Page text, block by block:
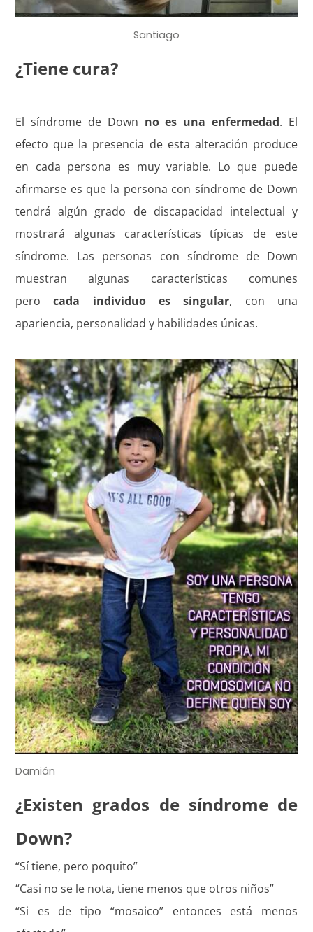
Santiago
¿Tiene cura?
El síndrome de Down no es una enfermedad. El
efecto que la presencia de esta alteración produce
en cada persona es muy variable. Lo que puede
afirmarse es que la persona con síndrome de Down
tendrá algún grado de discapacidad intelectual y
mostrará algunas características típicas de este
síndrome. Las personas con síndrome de Down
muestran algunas características comunes
perocada individuo es singular, con una
apariencia, personalidad y habilidades únicas.
Damián
¿Existen grados de síndrome de
Down?
“Sí tiene, pero poquito”
“Casi no se le nota, tiene menos que otros niños”
“Si es de tipo “mosaico” entonces está menos